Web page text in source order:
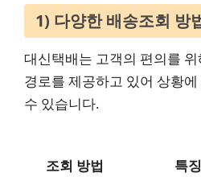
1) 다양한 배송조회 방
대신택배는 고객의 편의를
경로를 제공하고 있어 상황
수 있습니다.
조회 방법 특징